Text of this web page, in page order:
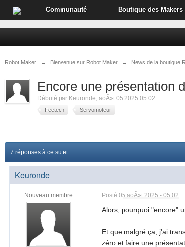
Communauté Boutique des Makers
Robot Maker → Bienvenue sur Robot Maker → News de la boutique
Encore une présentation
Débuté par Keuronde, aoÃ»t 05 2025 05:02
Feetech Servomoteur
7 réponses à ce sujet
Keuronde
Nouveau membre Posté 05 aoÃ»t 2025 - 05:02
Alors, pourquoi "encore"
Et que malgré ça, j'ai
zéro et faire une